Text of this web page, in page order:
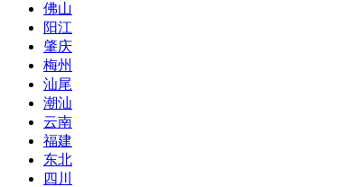
佛山
阳江
肇庆
梅州
汕尾
潮汕
云南
福建
东北
四川